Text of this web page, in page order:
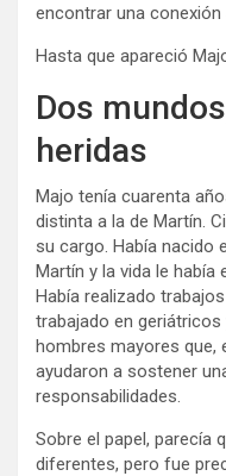
encontrar una conexión
Hasta que apareció
Dos
heridas
Majo tenía cuarenta
distinta a la de Martín.
su cargo. Había nacido
Martín y la vida le había
Había realizado
trabajado en
hombres mayores
ayudaron a sostener
responsabilidades.
Sobre el papel, parecía
diferentes, pero fue